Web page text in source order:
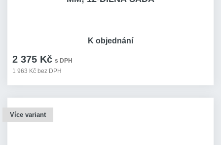
2 375 Kč s DPH
1 963 Kč bez DPH
K objednání
Více variant